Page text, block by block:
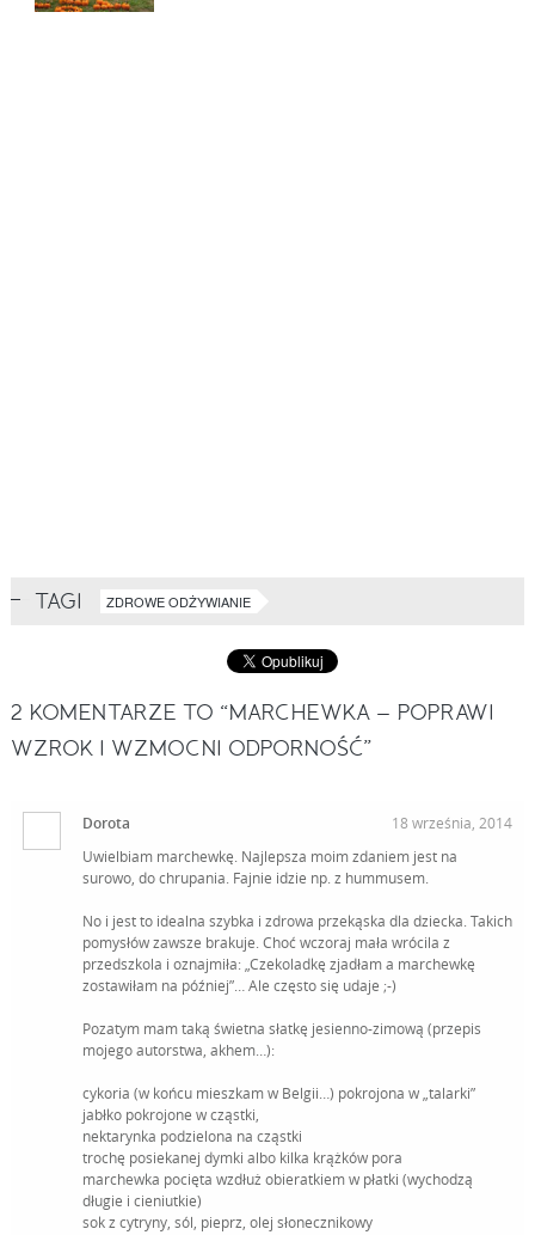
TAGI ZDROWE ODŻYWIANIE
2 KOMENTARZE TO “MARCHEWKA – POPRAWI
WZROK I WZMOCNI ODPORNOŚĆ”
Dorota
18 września, 2014
Uwielbiam marchewkę. Najlepsza moim zdaniem jest na
surowo, do chrupania. Fajnie idzie np. z hummusem.
No i jest to idealna szybka i zdrowa przekąska dla dziecka. Takich
pomysłów zawsze brakuje. Choć wczoraj mała wrócila z
przedszkola i oznajmiła: „Czekoladkę zjadłam a marchewkę
zostawiłam na później”… Ale często się udaje ;-)
Pozatym mam taką świetna słatkę jesienno-zimową (przepis
mojego autorstwa, akhem…):
cykoria (w końcu mieszkam w Belgii…) pokrojona w „talarki”
jabłko pokrojone w cząstki,
nektarynka podzielona na cząstki
trochę posiekanej dymki albo kilka krążków pora
marchewka pocięta wzdłuż obieratkiem w płatki (wychodzą
długie i cieniutkie)
sok z cytryny, sól, pieprz, olej słonecznikowy